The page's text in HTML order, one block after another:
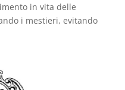
in vita delle
i mestieri, evitando